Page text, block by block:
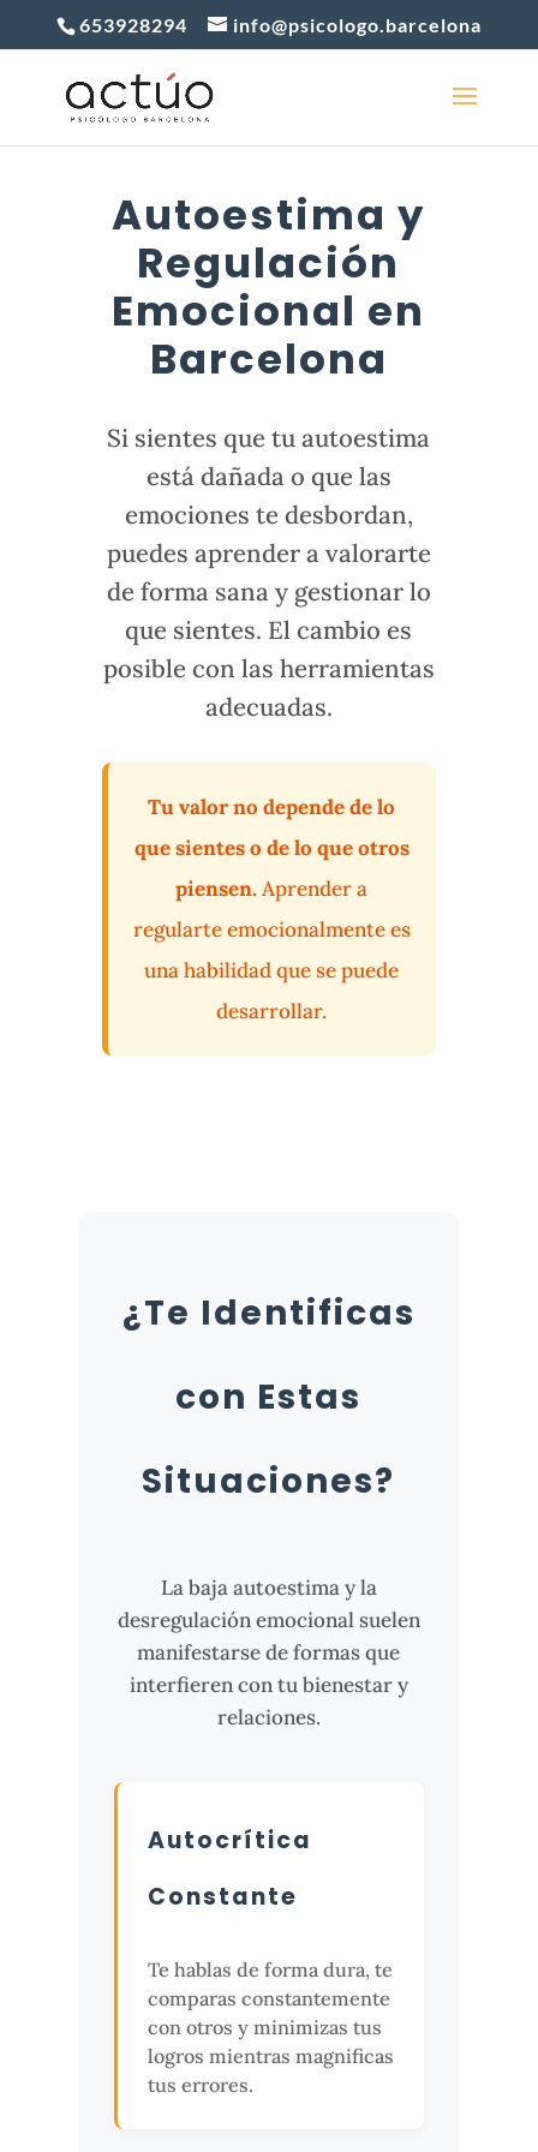
653928294 info@psicologo.barcelona
Autoestima y
Regulación
Emocional en
Barcelona
Si sientes que tu autoestima
está dañada o que las
emociones te desbordan,
puedes aprender a valorarte
de forma sana y gestionar lo
que sientes. El cambio es
posible con las herramientas
adecuadas.
Tu valor no depende de lo
que sientes o de lo que otros
piensen.Aprender a
regularte emocionalmente es
una habilidad que se puede
desarrollar.
¿Te Identificas
con Estas
Situaciones?
La baja autoestima y la
desregulación emocional suelen
manifestarse de formas que
interfieren con tu bienestar y
relaciones.
Autocrítica
Constante
Te hablas de forma dura, te
comparas constantemente
con otros y minimizas tus
logros mientras magnificas
tus errores.